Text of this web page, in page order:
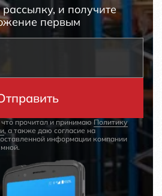
и получите
первым
прочитал и принимаю Политику
, а также даю согласие на
информации компании
мной.